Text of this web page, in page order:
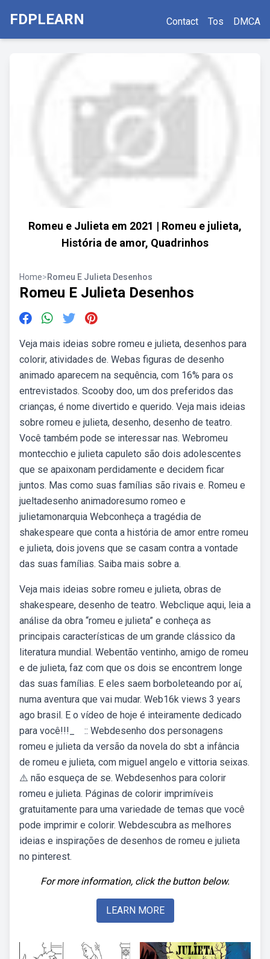
FDPLEARN Contact Tos DMCA
Romeu e Julieta em 2021 | Romeu e julieta,
História de amor, Quadrinhos
Home>Romeu E Julieta Desenhos
Romeu E Julieta Desenhos
Veja mais ideias sobre romeu e julieta, desenhos para
colorir, atividades de. Webas figuras de desenho
animado aparecem na sequência, com 16% para os
entrevistados. Scooby doo, um dos preferidos das
crianças, é nome divertido e querido. Veja mais ideias
sobre romeu e julieta, desenho, desenho de teatro.
Você também pode se interessar nas. Webromeu
montecchio e julieta capuleto são dois adolescentes
que se apaixonam perdidamente e decidem ficar
juntos. Mas como suas famílias são rivais e. Romeu e
jueltadesenho animadoresumo romeo e
julietamonarquia Webconheça a tragédia de
shakespeare que conta a história de amor entre romeu
e julieta, dois jovens que se casam contra a vontade
das suas famílias. Saiba mais sobre a.
Veja mais ideias sobre romeu e julieta, obras de
shakespeare, desenho de teatro. Webclique aqui, leia a
análise da obra “romeu e julieta” e conheça as
principais características de um grande clássico da
literatura mundial. Webentão ventinho, amigo de romeu
e de julieta, faz com que os dois se encontrem longe
das suas famílias. E eles saem borboleteando por aí,
numa aventura que vai mudar. Web16k views 3 years
ago brasil. E o vídeo de hoje é inteiramente dedicado
para você!!!_ ️ ️ ️ :: Webdesenho dos personagens
romeu e julieta da versão da novela do sbt a infância
de romeu e julieta, com miguel angelo e vittoria seixas.
⚠️ não esqueça de se. Webdesenhos para colorir
romeu e julieta. Páginas de colorir imprimíveis
gratuitamente para uma variedade de temas que você
pode imprimir e colorir. Webdescubra as melhores
ideias e inspirações de desenhos de romeu e julieta
no pinterest.
For more information, click the button below.
LEARN MORE